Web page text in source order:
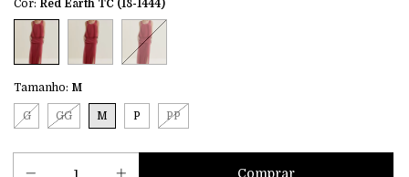
Cor: Red Earth TC (18-1444)
Tamanho: M
G GG M P PP